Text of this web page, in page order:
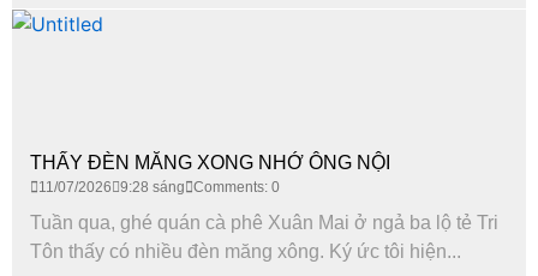
THẤY ĐÈN MĂNG XONG NHỚ ÔNG NỘI
11/07/2026 9:28 sáng Comments: 0
Tuần qua, ghé quán cà phê Xuân Mai ở ngả ba lộ tẻ Tri
Tôn thấy có nhiều đèn măng xông. Ký ức tôi hiện...